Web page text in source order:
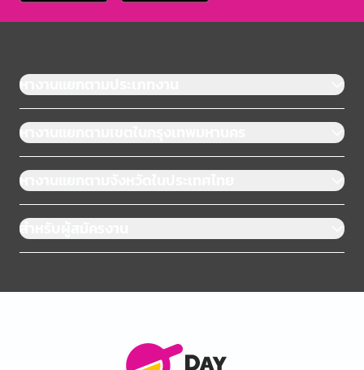
หางานแยกตามประเภทงาน
หางานแยกตามเขตในกรุงเทพมหานคร
หางานแยกตามจังหวัดในประเทศไทย
สำหรับผู้สมัครงาน